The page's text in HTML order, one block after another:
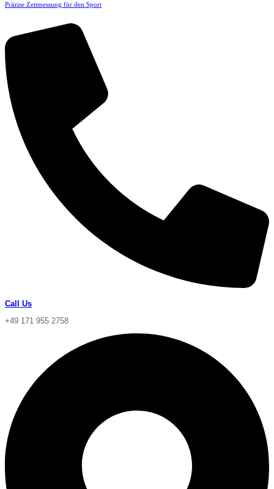
Präzise Zeitmessung für den Sport
Call Us
+49 171 955 2758